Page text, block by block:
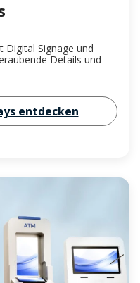
Digital Signage und
Details und
entdecken